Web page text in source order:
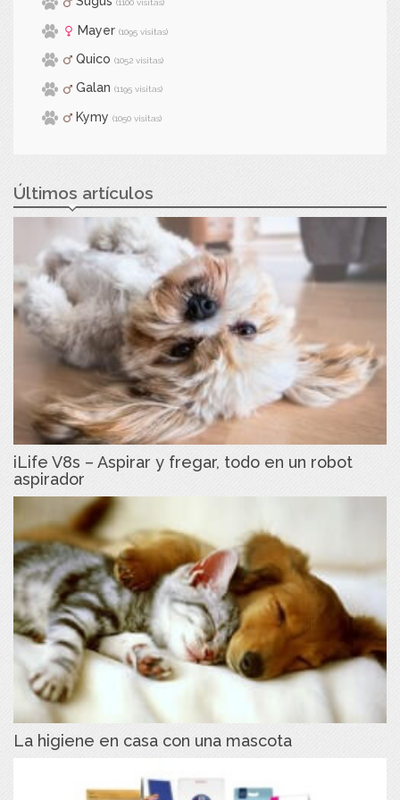
(1100 visitas)
Mayer (1095 visitas)
Quico (1052 visitas)
Galan (1195 visitas)
Kymy (1050 visitas)
Últimos artículos
iLife V8s – Aspirar y fregar, todo en un robot
aspirador
La higiene en casa con una mascota